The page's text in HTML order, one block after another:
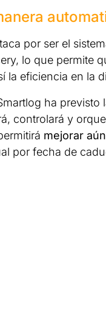
por ser el
lo que permite
la eficiencia en la
ha
controlará y
mejorar
por fecha de